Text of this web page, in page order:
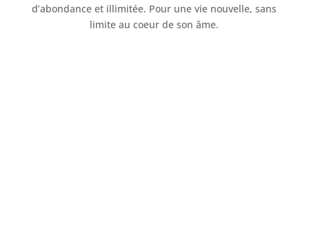
d’abondance et illimitée. Pour une vie nouvelle, sans
limite au coeur de son âme.